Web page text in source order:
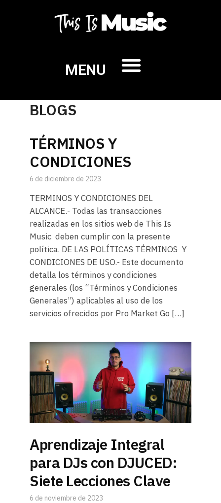
MENU
BLOGS
TÉRMINOS Y
CONDICIONES
6 de diciembre de 2023
TERMINOS Y CONDICIONES DEL
ALCANCE.- Todas las transacciones
realizadas en los sitios web de This Is
Music deben cumplir con la presente
política. DE LAS POLÍTICAS TÉRMINOS Y
CONDICIONES DE USO.- Este documento
detalla los términos y condiciones
generales (los “Términos y Condiciones
Generales”) aplicables al uso de los
servicios ofrecidos por Pro Market Go […]
Aprendizaje Integral
para DJs con DJUCED:
Siete Lecciones Clave
6 de noviembre de 2023